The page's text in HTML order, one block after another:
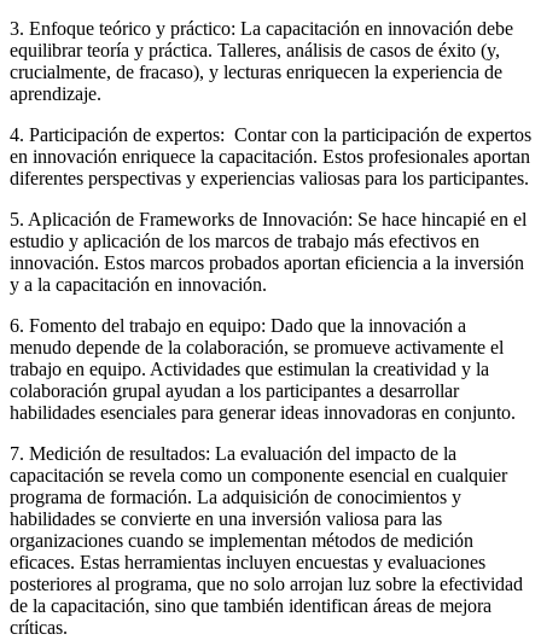
3. Enfoque teórico y práctico: La capacitación en innovación debe
equilibrar teoría y práctica. Talleres, análisis de casos de éxito (y,
crucialmente, de fracaso), y lecturas enriquecen la experiencia de
aprendizaje.
4. Participación de expertos: Contar con la participación de expertos
en innovación enriquece la capacitación. Estos profesionales aportan
diferentes perspectivas y experiencias valiosas para los participantes.
5. Aplicación de Frameworks de Innovación: Se hace hincapié en el
estudio y aplicación de los marcos de trabajo más efectivos en
innovación. Estos marcos probados aportan eficiencia a la inversión
y a la capacitación en innovación.
6. Fomento del trabajo en equipo: Dado que la innovación a
menudo depende de la colaboración, se promueve activamente el
trabajo en equipo. Actividades que estimulan la creatividad y la
colaboración grupal ayudan a los participantes a desarrollar
habilidades esenciales para generar ideas innovadoras en conjunto.
7. Medición de resultados: La evaluación del impacto de la
capacitación se revela como un componente esencial en cualquier
programa de formación. La adquisición de conocimientos y
habilidades se convierte en una inversión valiosa para las
organizaciones cuando se implementan métodos de medición
eficaces. Estas herramientas incluyen encuestas y evaluaciones
posteriores al programa, que no solo arrojan luz sobre la efectividad
de la capacitación, sino que también identifican áreas de mejora
críticas.